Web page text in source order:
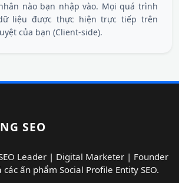
nào bạn nhập vào. Mọi quá trình
liệu được thực hiện trực tiếp trên
của bạn (Client-side).
SEO
Leader | Digital Marketer | Founder
các ấn phẩm Social Profile Entity SEO.